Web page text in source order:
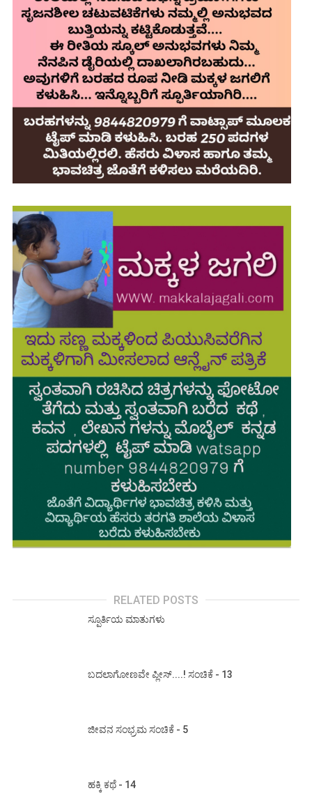
RELATED POSTS
ಸ್ಪೂರ್ತಿಯ ಮಾತುಗಳು
ಬದಲಾಗೋಣವೇ ಪ್ಲೀಸ್....! ಸಂಚಿಕೆ - 13
ಜೀವನ ಸಂಭ್ರಮ ಸಂಚಿಕೆ - 5
ಹಕ್ಕಿ ಕಥೆ - 14